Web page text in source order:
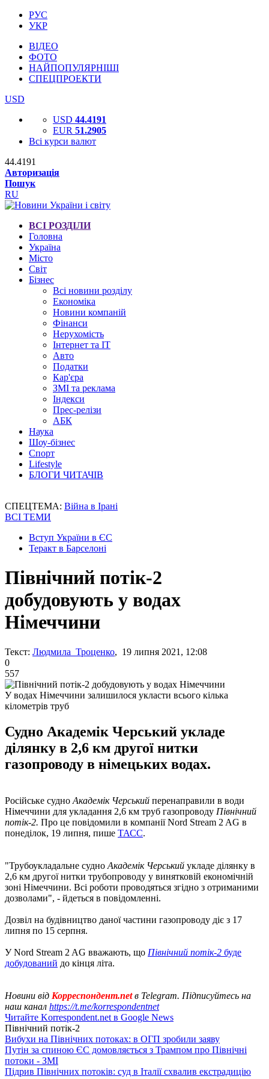
РУС
УКР
ВІДЕО
ФОТО
НАЙПОПУЛЯРНІШІ
СПЕЦПРОЕКТИ
USD
USD 44.4191
EUR 51.2905
Всі курси валют
44.4191
Авторизація
Пошук
RU
ВСІ РОЗДІЛИ
Головна
Україна
Місто
Світ
Бізнес
Всі новини розділу
Економіка
Новини компаній
Фінанси
Нерухомість
Інтернет та IT
Авто
Податки
Кар'єра
ЗМІ та реклама
Індекси
Прес-релізи
АБК
Наука
Шоу-бізнес
Спорт
Lifestyle
БЛОГИ ЧИТАЧІВ
СПЕЦТЕМА: Війна в Ірані
ВСІ ТЕМИ
Вступ України в ЄС
Теракт в Барселоні
Північний потік-2
добудовують у водах
Німеччини
Текст: Людмила Троценко, 19 липня 2021, 12:08
0
557
У водах Німеччини залишилося укласти всього кілька
кілометрів труб
Судно Академік Черський укладе
ділянку в 2,6 км другої нитки
газопроводу в німецьких водах.
Російське судно Академік Черський перенаправили в води
Німеччини для укладання 2,6 км труб газопроводу Північний
потік-2. Про це повідомили в компанії Nord Stream 2 AG в
понеділок, 19 липня, пише ТАСС.
"Трубоукладальне судно Академік Черський укладе ділянку в
2,6 км другої нитки трубопроводу у винятковій економічній
зоні Німеччини. Всі роботи проводяться згідно з отриманими
дозволами", - йдеться в повідомленні.
Дозвіл на будівництво даної частини газопроводу діє з 17
липня по 15 серпня.
У Nord Stream 2 AG вважають, що Північний потік-2 буде
добудований до кінця літа.
Новини від Корреспондент.netв Telegram. Підписуйтесь на
наш канал https://t.me/korrespondentnet
Читайте Korrespondent.net в Google News
Північний потік-2
Вибухи на Північних потоках: в ОГП зробили заяву
Путін за спиною ЄС домовляється з Трампом про Північні
потоки - ЗМІ
Підрив Північних потоків: суд в Італії схвалив екстрадицію